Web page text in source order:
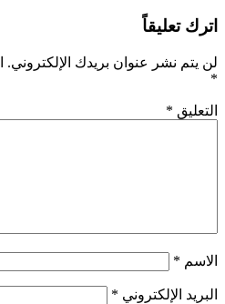
اترك تعليقاً
لن يتم نشر عنوان بريدك الإلكتروني.
*
التعليق *
الاسم *
البريد الإلكتروني *